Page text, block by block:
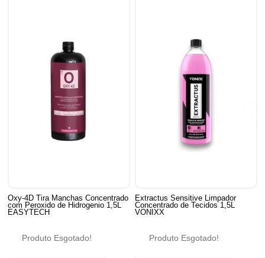
Oxy-4D Tira Manchas Concentrado
com Peroxido de Hidrogenio 1,5L
EASYTECH
Produto Esgotado!
Extractus Sensitive Limpador
Concentrado de Tecidos 1,5L
VONIXX
Produto Esgotado!